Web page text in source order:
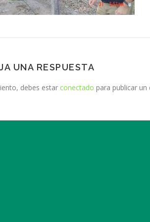
UNA RESPUESTA
debes estar conectado para publicar un